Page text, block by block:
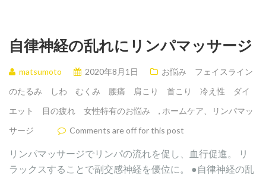
自律神経の乱れにリンパマッサージ
matsumoto 2020年8月1日
お悩み フェイスライン
のたるみ しわ むくみ 腰痛 肩こり 首こり 冷え性 ダイ
エット 目の疲れ 女性特有のお悩み , ホームケア、リンパマッ
サージ
Comments are off for this post
リンパマッサージでリンパの流れを促し、血行促進。 リ
ラックスすることで副交感神経を優位に。 ●自律神経の乱